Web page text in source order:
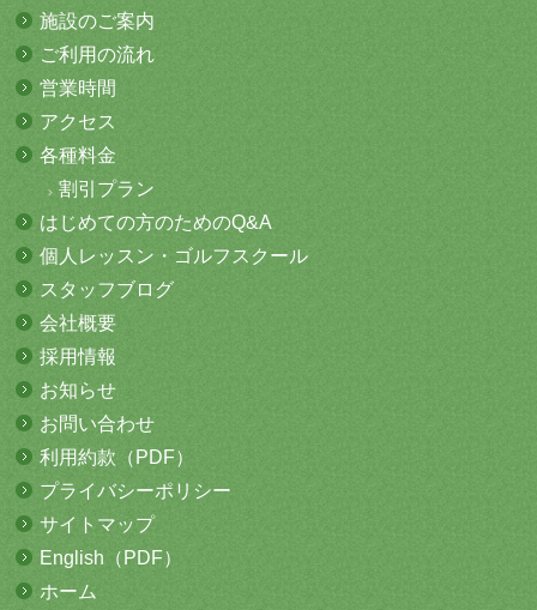
施設のご案内
ご利用の流れ
営業時間
アクセス
各種料金
割引プラン
はじめての方のためのQ&A
個人レッスン・ ゴルフスクール
スタッフブログ
会社概要
採用情報
お知らせ
お問い合わせ
利用約款（PDF）
プライバシーポリシー
サイトマップ
English（PDF）
ホーム